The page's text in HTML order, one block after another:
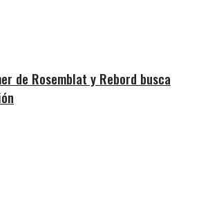
de Rosemblat y Rebord busca